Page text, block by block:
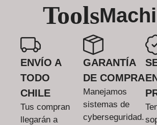
Tools
ENVÍO A
TODO
CHILE
Tus compran
llegarán a
GARANTÍA
DE COMPRA
Manejamos
sistemas de
cyberseguridad.